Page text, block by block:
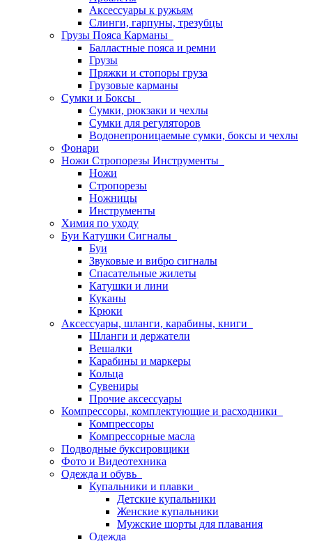
Аксессуары к ружьям
Слинги, гарпуны, трезубцы
Грузы Пояса Карманы
Балластные пояса и ремни
Грузы
Пряжки и стопоры груза
Грузовые карманы
Сумки и Боксы
Сумки, рюкзаки и чехлы
Сумки для регуляторов
Водонепроницаемые сумки, боксы и чехлы
Фонари
Ножи Стропорезы Инструменты
Ножи
Стропорезы
Ножницы
Инструменты
Химия по уходу
Буи Катушки Сигналы
Буи
Звуковые и вибро сигналы
Спасательные жилеты
Катушки и лини
Куканы
Крюки
Аксессуары, шланги, карабины, книги
Шланги и держатели
Вешалки
Карабины и маркеры
Кольца
Сувениры
Прочие аксессуары
Компрессоры, комплектующие и расходники
Компрессоры
Компрессорные масла
Подводные буксировщики
Фото и Видеотехника
Одежда и обувь
Купальники и плавки
Детские купальники
Женские купальники
Мужские шорты для плавания
Одежда